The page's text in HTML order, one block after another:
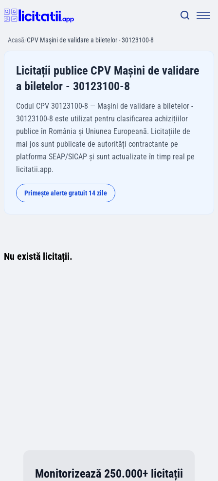
Acasă/CPV Maşini de validare a biletelor - 30123100-8
Licitații publice CPV Maşini de validare
a biletelor - 30123100-8
Codul CPV 30123100-8 — Maşini de validare a biletelor -
30123100-8 este utilizat pentru clasificarea achizițiilor
publice în România și Uniunea Europeană. Licitațiile de
mai jos sunt publicate de autorități contractante pe
platforma SEAP/SICAP și sunt actualizate în timp real pe
licitatii.app.
Primește alerte gratuit 14 zile
Nu există licitații.
Monitorizează 250.000+ licitații